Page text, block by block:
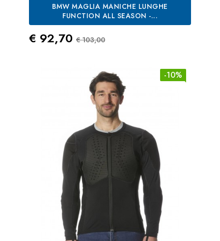
BMW MAGLIA MANICHE LUNGHE
FUNCTION ALL SEASON -...
Prezzo
€ 92,70 Prezzo Standard
€ 103,00
-10%